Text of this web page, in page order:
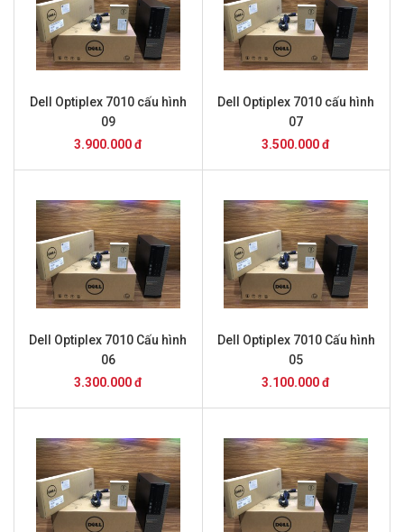
Dell Optiplex 7010 cấu hình
09
3.900.000 đ
Dell Optiplex 7010 cấu hình
07
3.500.000 đ
Dell Optiplex 7010 Cấu hình
06
3.300.000 đ
Dell Optiplex 7010 Cấu hình
05
3.100.000 đ